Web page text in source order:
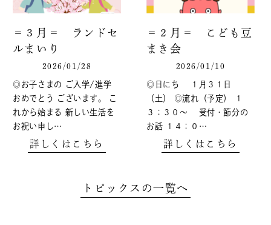
＝３月＝ ランドセ
ルまいり
2026/01/28
◎お子さまの ご入学/進学
おめでとう ございます。 こ
れから始まる 新しい生活を
お祝い申し…
詳しくはこちら
＝２月＝ こども豆
まき会
2026/01/10
◎日にち １月３１日
（土） ◎流れ（予定） １
３：３０～ 受付・節分の
お話 １４：０…
詳しくはこちら
トピックスの一覧へ